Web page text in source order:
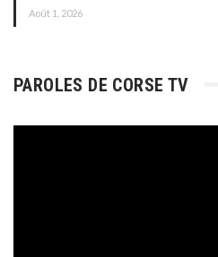
Août 1, 2026
PAROLES DE CORSE TV